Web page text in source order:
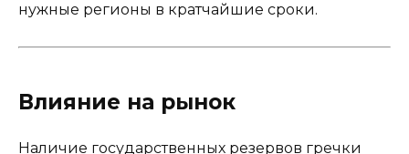
нужные регионы в кратчайшие сроки.
Влияние на рынок
Наличие государственных резервов гречки